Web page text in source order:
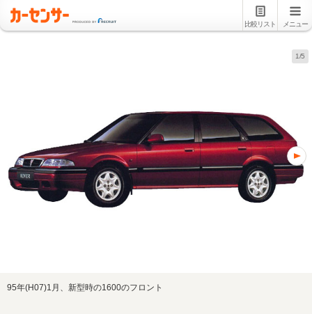
比較リスト メニュー
1/5
95年(H07)1月、新型時の1600のフロント